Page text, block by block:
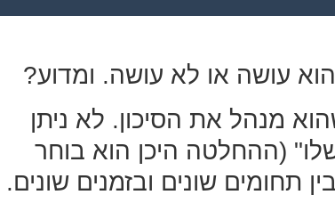
עושה או לא עושה. ומדוע?
מנהל את הסיכון. לא ניתן
(ההחלטה היכן הוא בוחר
תחומים שונים ובזמנים שונים.